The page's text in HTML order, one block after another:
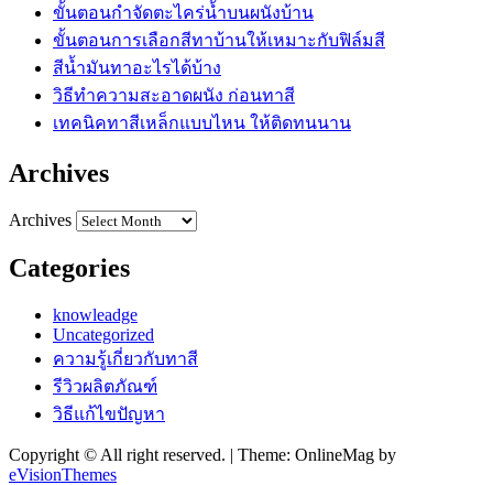
ขั้นตอนกำจัดตะไคร่น้ำบนผนังบ้าน
ขั้นตอนการเลือกสีทาบ้านให้เหมาะกับฟิล์มสี
สีน้ำมันทาอะไรได้บ้าง
วิธีทำความสะอาดผนัง ก่อนทาสี
เทคนิคทาสีเหล็กแบบไหน ให้ติดทนนาน
Archives
Archives
Categories
knowleadge
Uncategorized
ความรู้เกี่ยวกับทาสี
รีวิวผลิตภัณฑ์
วิธีแก้ไขปัญหา
Copyright © All right reserved. | Theme: OnlineMag by
eVisionThemes